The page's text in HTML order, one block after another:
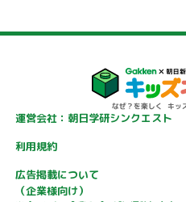
運営会社：朝日学研シンクエスト
利用規約
広告掲載について
（企業様向け）